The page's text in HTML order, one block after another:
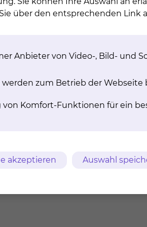
Erhaltungs-
(z. B. signifikant erhöhter
B. tiefer Hirnstimulator)
über den entsprechenden Link
Anbieter von Video-, Bild- und
werden zum Betrieb der Webseite
Komfort-Funktionen für ein
akzeptieren Auswahl